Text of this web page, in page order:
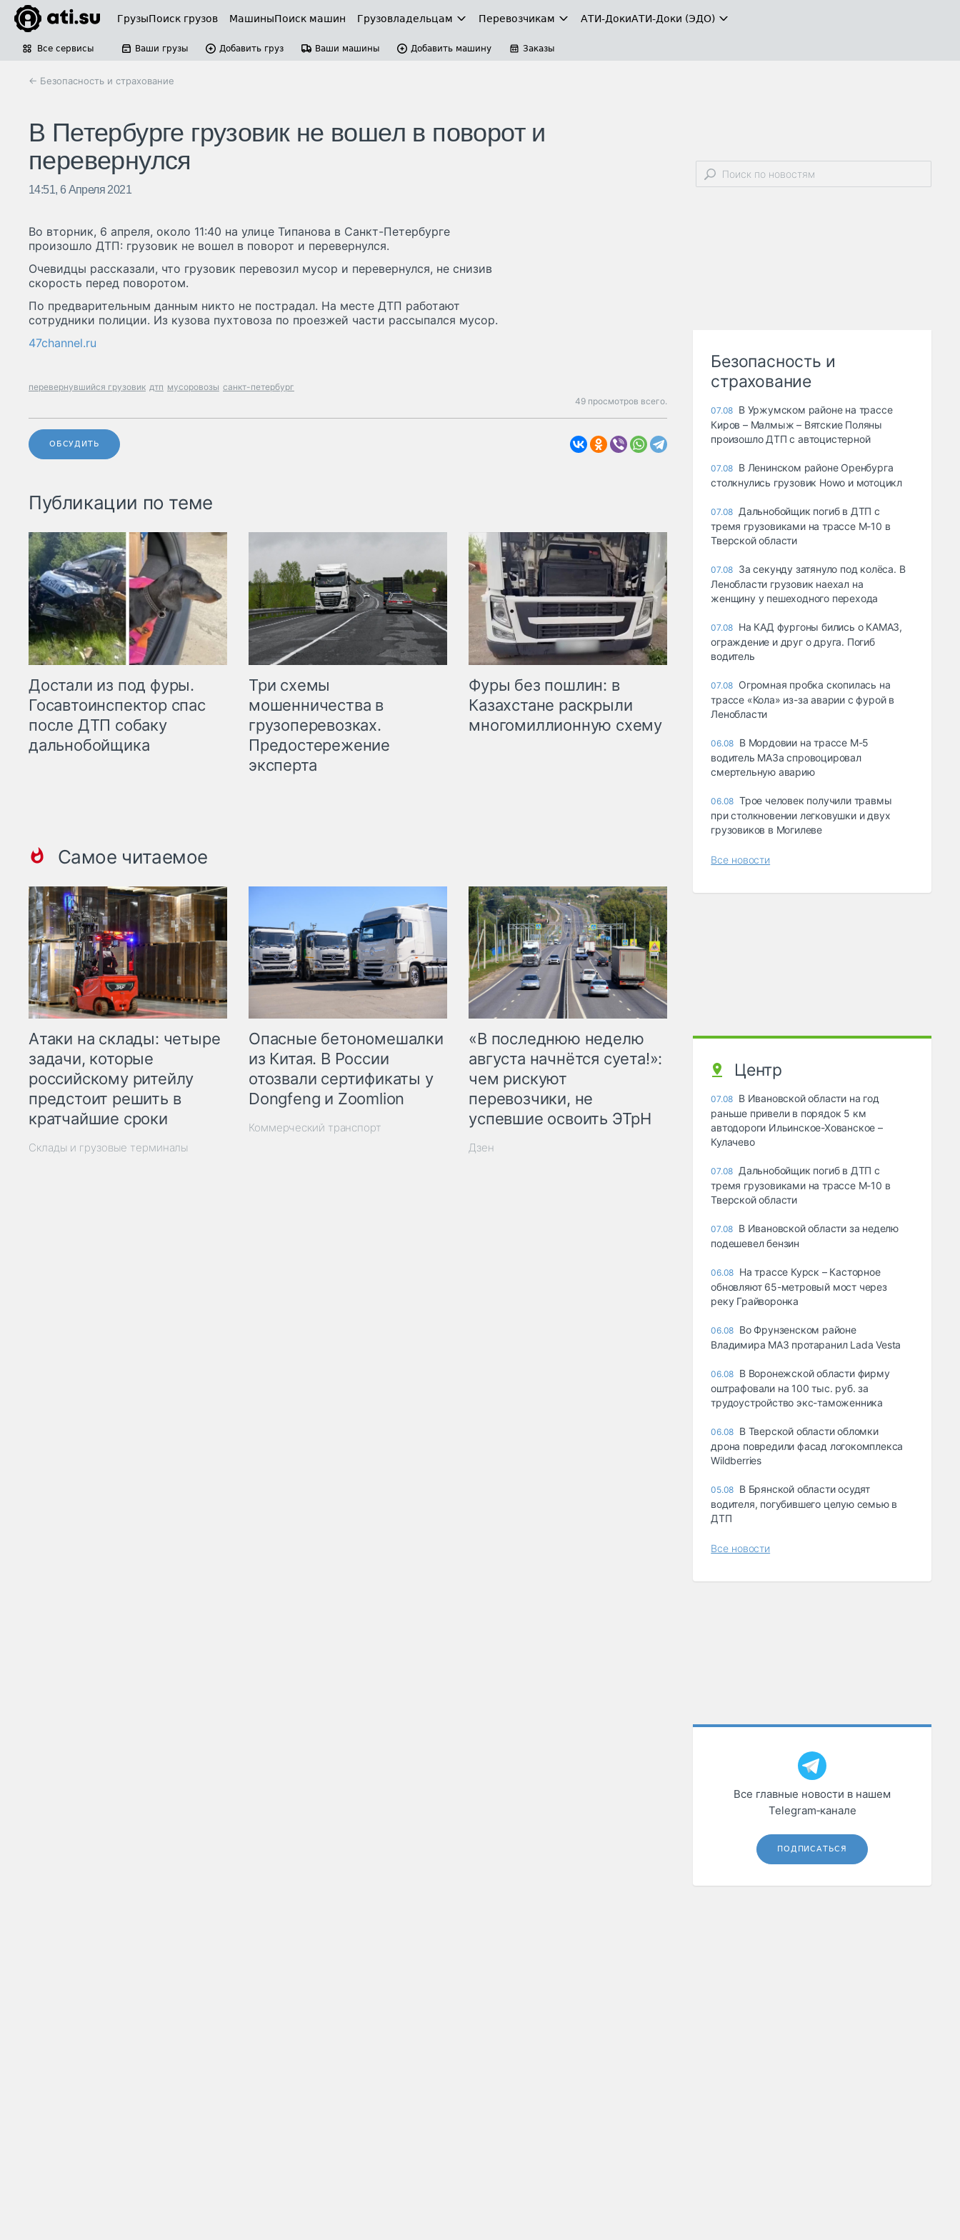
ГрузыПоиск грузов МашиныПоиск машин Грузовладельцам Перевозчикам АТИ-ДокиАТИ-Доки (ЭДО)
Все сервисы Ваши грузы Добавить груз Ваши машины Добавить машину Заказы
← Безопасность и страхование
В Петербурге грузовик не вошел в поворот и
перевернулся
14:51, 6 Апреля 2021
Во вторник, 6 апреля, около 11:40 на улице Типанова в Санкт-Петербурге
произошло ДТП: грузовик не вошел в поворот и перевернулся.
Очевидцы рассказали, что грузовик перевозил мусор и перевернулся, не снизив
скорость перед поворотом.
По предварительным данным никто не пострадал. На месте ДТП работают
сотрудники полиции. Из кузова пухтовоза по проезжей части рассыпался мусор.
47channel.ru
перевернувшийся грузовик дтп мусоровозы санкт-петербург
49 просмотров всего.
ОБСУДИТЬ
Публикации по теме
Достали из под фуры.
Госавтоинспектор спас
после ДТП собаку
дальнобойщика
Три схемы
мошенничества в
грузоперевозках.
Предостережение
эксперта
Фуры без пошлин: в
Казахстане раскрыли
многомиллионную схему
Самое читаемое
Атаки на склады: четыре
задачи, которые
российскому ритейлу
предстоит решить в
кратчайшие сроки
Склады и грузовые терминалы
Опасные бетономешалки
из Китая. В России
отозвали сертификаты у
Dongfeng и Zoomlion
Коммерческий транспорт
«В последнюю неделю
августа начнётся суета!»:
чем рискуют
перевозчики, не
успевшие освоить ЭТрН
Дзен
Безопасность и
страхование
07.08 В Уржумском районе на трассе
Киров – Малмыж – Вятские Поляны
произошло ДТП с автоцистерной
07.08 В Ленинском районе Оренбурга
столкнулись грузовик Howo и мотоцикл
07.08 Дальнобойщик погиб в ДТП с
тремя грузовиками на трассе М-10 в
Тверской области
07.08 За секунду затянуло под колёса. В
Ленобласти грузовик наехал на
женщину у пешеходного перехода
07.08 На КАД фургоны бились о КАМАЗ,
ограждение и друг о друга. Погиб
водитель
07.08 Огромная пробка скопилась на
трассе «Кола» из-за аварии с фурой в
Ленобласти
06.08 В Мордовии на трассе М-5
водитель МАЗа спровоцировал
смертельную аварию
06.08 Трое человек получили травмы
при столкновении легковушки и двух
грузовиков в Могилеве
Все новости
Центр
07.08 В Ивановской области на год
раньше привели в порядок 5 км
автодороги Ильинское-Хованское –
Кулачево
07.08 Дальнобойщик погиб в ДТП с
тремя грузовиками на трассе М-10 в
Тверской области
07.08 В Ивановской области за неделю
подешевел бензин
06.08 На трассе Курск – Касторное
обновляют 65-метровый мост через
реку Грайворонка
06.08 Во Фрунзенском районе
Владимира МАЗ протаранил Lada Vesta
06.08 В Воронежской области фирму
оштрафовали на 100 тыс. руб. за
трудоустройство экс-таможенника
06.08 В Тверской области обломки
дрона повредили фасад логокомплекса
Wildberries
05.08 В Брянской области осудят
водителя, погубившего целую семью в
ДТП
Все новости
Все главные новости в нашем
Telegram‑канале
ПОДПИСАТЬСЯ